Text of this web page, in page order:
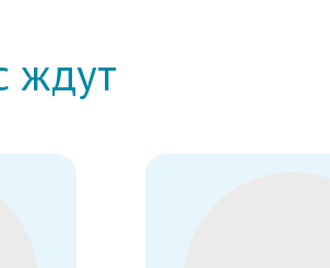
ждут